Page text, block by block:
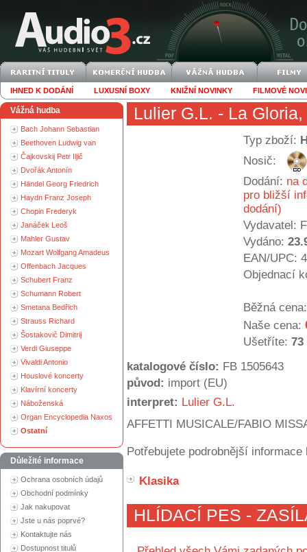
IHNED K DODÁNÍ LUXUSNÍ BOXY KNIŽNÍ NOVINKY FILMOVÉ
Vážná hudba
Bach Johann Sebastian
Beethoven Ludwig van
Čajkovskij Petr Iljič
Dvořák Antonín
Händel Georg Friedrich
Haydn Franz Joseph
Chopin Frederyk
Janáček Leoš
Mahler Gustav
Mozart Wolfgang Amadeus
Offenbach Jacques
Schubert Franz
Schumann Robert
Smetana Bedřich
Strauss Richard
Šostakovič Dimitrij
Verdi Giuseppe
Vivaldi Antonio
Houslové koncerty
Klavírní koncerty
Náboženská
Organ Encyclopedia Naxos
Ostatní
Důležité informace
Ochrana osobních údajů
Obchodní podmínky
Jak nakupovat
Jste u nás poprvé?
Kontaktujte nás
Dostupnost titulů
Lulier G.L. - La
Typ zboží:
Nosič:
Dodání: na
pro bližší
dodání)
Vydavatel:
Vydáno:
EAN/UPC:
Objednací
Běžná cena:
Naše cena:
Ušetříte: 73
katalogové číslo: FB 1505643
původ: import (EU)
interpret: Lulier G.L.
AFFETTI MUSICALE/FABIO
Potřebujete podrobnější
Klasika
HLÍDACÍ PES -